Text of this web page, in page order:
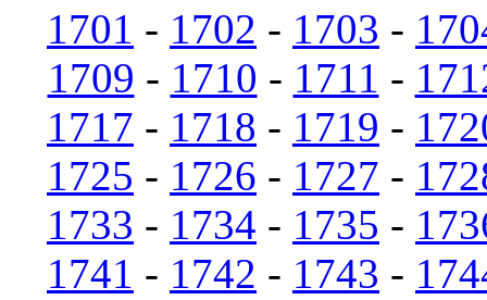
1701 - 1702 - 1703 -
1709 - 1710 - 1711 -
1717 - 1718 - 1719 -
1725 - 1726 - 1727 -
1733 - 1734 - 1735 -
1741 - 1742 - 1743 -